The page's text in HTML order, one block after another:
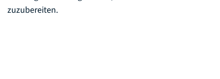
zuzubereiten.